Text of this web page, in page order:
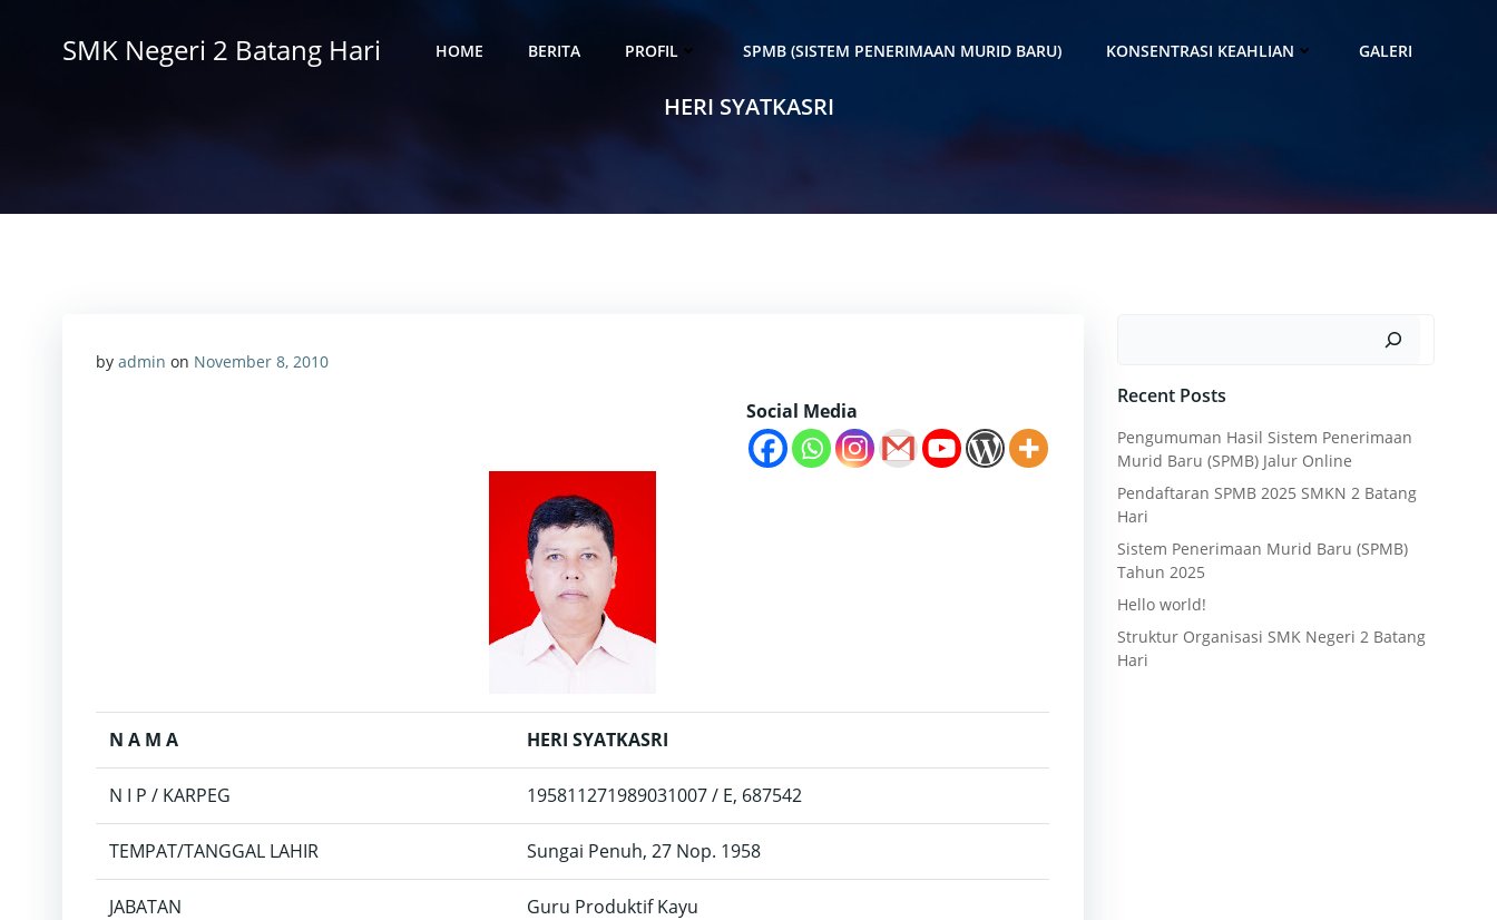
contentSMK Negeri 2 Batang Hari HOME BERITA PROFIL SPMB (SISTEM PENERIMAAN MURID BARU) KONSENTRASI KEAHLIAN GALERI
HERI SYATKASRI
by admin on November 8, 2010
Social Media
N A M A HERI SYATKASRI
N I P / KARPEG 195811271989031007 / E, 687542
TEMPAT/TANGGAL LAHIR Sungai Penuh, 27 Nop. 1958
JABATAN Guru Produktif Kayu
Recent Posts
Pengumuman Hasil Sistem Penerimaan
Murid Baru (SPMB) Jalur Online
Pendaftaran SPMB 2025 SMKN 2 Batang
Hari
Sistem Penerimaan Murid Baru (SPMB)
Tahun 2025
Hello world!
Struktur Organisasi SMK Negeri 2 Batang
Hari